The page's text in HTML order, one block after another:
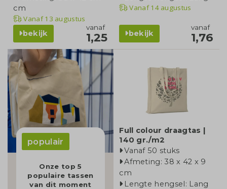
cm
Vanaf13 augustus
bekijk
vanaf
1,25
Vanaf14 augustus
bekijk
vanaf
1,76
populair
Onze top 5
populaire tassen
van dit moment
Full colour draagtas |
140 gr./m2
Vanaf 50 stuks
Afmeting: 38 x 42 x 9
cm
Lengte hengsel: Lang